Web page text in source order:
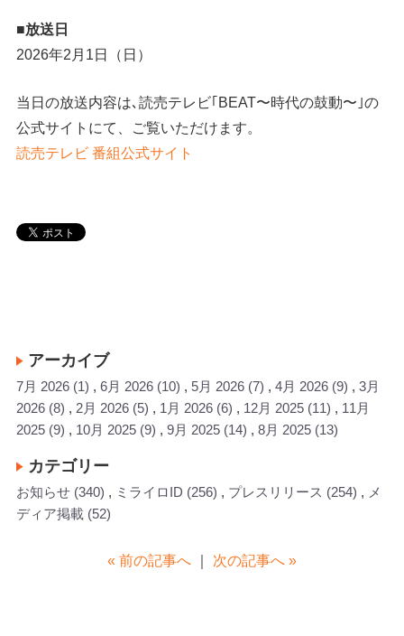
■放送日
2026年2月1日（日）
当日の放送内容は､読売テレビ｢BEAT〜時代の鼓動〜｣の
公式サイトにて、ご覧いただけます。
読売テレビ 番組公式サイト
アーカイブ
7月 2026 (1) 6月 2026 (10) 5月 2026 (7) 4月 2026 (9)
3月
2026 (8) 2月 2026 (5) 1月 2026 (6) 12月 2025 (11)
11月
2025 (9) 10月 2025 (9) 9月 2025 (14) 8月 2025 (13)
カテゴリー
お知らせ (340) ミライロID (256) プレスリリース (254)
メ
ディア掲載 (52)
« 前の記事へ 次の記事へ »